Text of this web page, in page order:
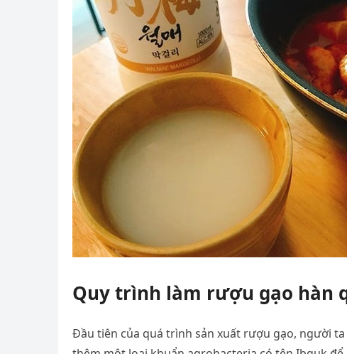
Quy trình làm rượu gạo hàn
Đầu tiên của quá trình sản xuất rượu gạo, người